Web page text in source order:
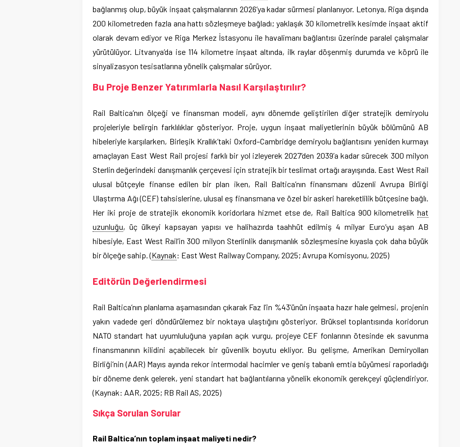
bağlanmış olup, büyük inşaat çalışmalarının 2026’ya kadar sürmesi planlanıyor. Letonya, Riga dışında
200 kilometreden fazla ana hattı sözleşmeye bağladı; yaklaşık 30 kilometrelik kesimde inşaat aktif
olarak devam ediyor ve Riga Merkez İstasyonu ile havalimanı bağlantısı üzerinde paralel çalışmalar
yürütülüyor. Litvanya’da ise 114 kilometre inşaat altında, ilk raylar döşenmiş durumda ve köprü ile
sinyalizasyon tesisatlarına yönelik çalışmalar sürüyor.
Bu Proje Benzer Yatırımlarla Nasıl Karşılaştırılır?
Rail Baltica’nın ölçeği ve finansman modeli, aynı dönemde geliştirilen diğer stratejik demiryolu
projeleriyle belirgin farklılıklar gösteriyor. Proje, uygun inşaat maliyetlerinin büyük bölümünü AB
hibeleriyle karşılarken, Birleşik Krallık’taki Oxford–Cambridge demiryolu bağlantısını yeniden kurmayı
amaçlayan East West Rail projesi farklı bir yol izleyerek 2027’den 2039’a kadar sürecek 300 milyon
Sterlin değerindeki danışmanlık çerçevesi için stratejik bir teslimat ortağı arayışında. East West Rail
ulusal bütçeyle finanse edilen bir plan iken, Rail Baltica’nın finansmanı düzenli Avrupa Birliği
Ulaştırma Ağı (CEF) tahsislerine, ulusal eş finansmana ve özel bir askeri hareketlilik bütçesine bağlı.
Her iki proje de stratejik ekonomik koridorlara hizmet etse de, Rail Baltica 900 kilometrelik hat
uzunluğu, üç ülkeyi kapsayan yapısı ve halihazırda taahhüt edilmiş 4 milyar Euro’yu aşan AB
hibesiyle, East West Rail’in 300 milyon Sterlinlik danışmanlık sözleşmesine kıyasla çok daha büyük
bir ölçeğe sahip. (Kaynak: East West Railway Company, 2025; Avrupa Komisyonu, 2025)
Editörün Değerlendirmesi
Rail Baltica’nın planlama aşamasından çıkarak Faz I’in %43’ünün inşaata hazır hale gelmesi, projenin
yakın vadede geri döndürülemez bir noktaya ulaştığını gösteriyor. Brüksel toplantısında koridorun
NATO standart hat uyumluluğuna yapılan açık vurgu, projeye CEF fonlarının ötesinde ek savunma
finansmanının kilidini açabilecek bir güvenlik boyutu ekliyor. Bu gelişme, Amerikan Demiryolları
Birliği’nin (AAR) Mayıs ayında rekor intermodal hacimler ve geniş tabanlı emtia büyümesi raporladığı
bir döneme denk gelerek, yeni standart hat bağlantılarına yönelik ekonomik gerekçeyi güçlendiriyor.
(Kaynak: AAR, 2025; RB Rail AS, 2025)
Sıkça Sorulan Sorular
Rail Baltica’nın toplam inşaat maliyeti nedir?